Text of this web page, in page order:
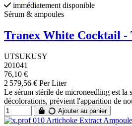
immédiatement disponible
Sérum & ampoules
Tranex White Cocktail -
UTSUKUSY
201041
76,10 €
2 579,56 € Per Liter
Le sérum stérile de microneedling est
décolorations, prévient l'apparition de
Ajouter au panier